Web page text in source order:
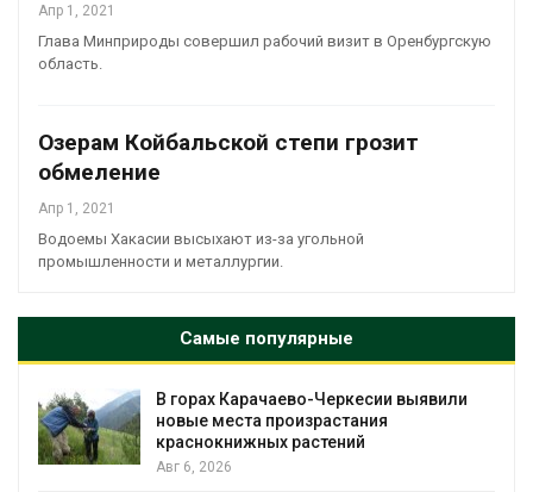
Апр 1, 2021
Глава Минприроды совершил рабочий визит в Оренбургскую
область.
Озерам Койбальской степи грозит
обмеление
Апр 1, 2021
Водоемы Хакасии высыхают из-за угольной
промышленности и металлургии.
Самые популярные
В горах Карачаево-Черкесии выявили
новые места произрастания
краснокнижных растений
Авг 6, 2026